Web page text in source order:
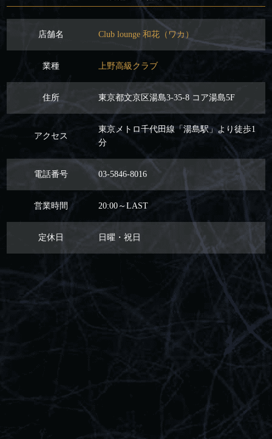
店舗名 Club lounge 和花（ワカ）
業種 上野高級クラブ
住所 東京都文京区湯島3-35-8 コア湯島5F
アクセス
東京メトロ千代田線「湯島駅」より徒歩1
分
電話番号 03-5846-8016
営業時間 20:00～LAST
定休日 日曜・祝日